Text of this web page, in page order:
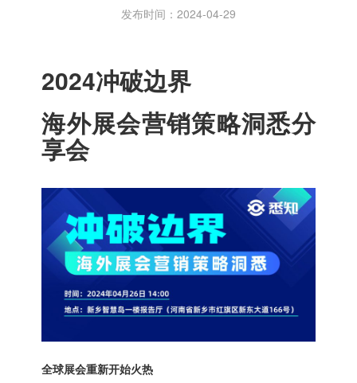
发布时间：2024-04-29
2024冲破边界
海外展会营销策略洞悉分
享会
全球展会重新开始火热